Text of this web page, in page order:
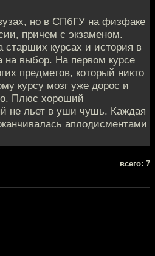
но в СПбГУ на физфаке
причем с экзаменом.
старших курсах и история в
на выбор. На первом курсе
предметов, который никто
курсу мозг уже дорос и
Плюс хороший
не льет в уши чушь. Каждая
аплодисментами
всего: 7